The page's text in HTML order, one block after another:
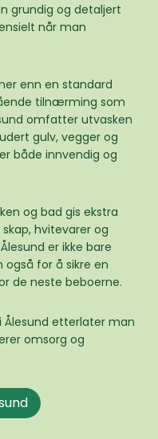
grundig og detaljert
når man
enn en standard
tilnærming som
omfatter utvasken
gulv, vegger og
både innvendig og
og bad gis ekstra
hvitevarer og
er ikke bare
for å sikre en
de neste beboerne.
Ålesund etterlater man
omsorg og